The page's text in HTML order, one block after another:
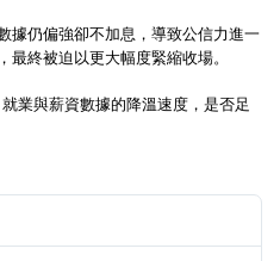
據仍偏強卻不加息，導致公信力進一
終被迫以更大幅度緊縮收場。
就業與薪資數據的降溫速度，是否足